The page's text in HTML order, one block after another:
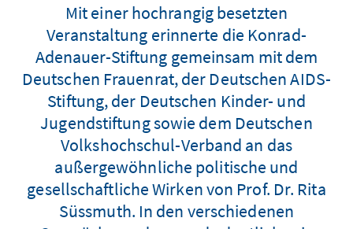
Mit einer hochrangig besetzten
Veranstaltung erinnerte die Konrad-
Adenauer-Stiftung gemeinsam mit dem
Deutschen Frauenrat, der Deutschen AIDS-
Stiftung, der Deutschen Kinder- und
Jugendstiftung sowie dem Deutschen
Volkshochschul-Verband an das
außergewöhnliche politische und
gesellschaftliche Wirken von Prof. Dr. Rita
Süssmuth. In den verschiedenen